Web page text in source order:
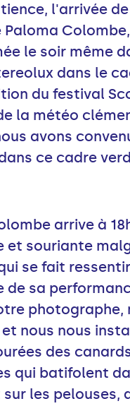
l'arrivée de
Paloma Colombe,
le soir même
dans le
du festival
la météo
avons
ce cadre
arrive à
et souriante
se fait
de sa
photographe,
nous nous
des
qui batifolent
sur les pelouses,